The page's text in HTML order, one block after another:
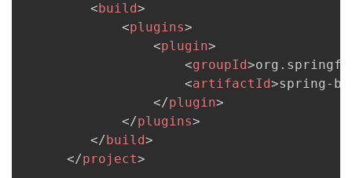
<build>
<plugins>
<plugin>
<groupId>
<artifactId>spring-
</plugin>
</plugins>
</build>
</project>